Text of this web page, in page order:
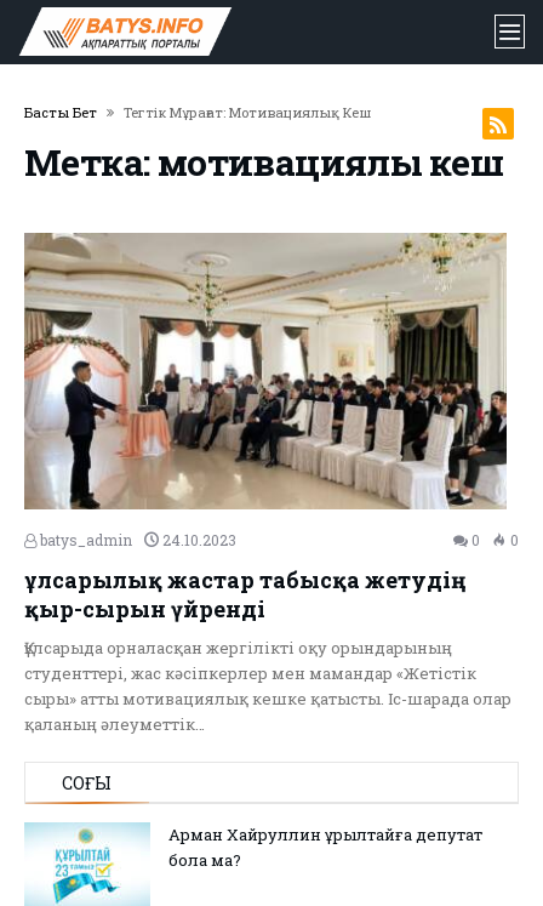
Басты Бет Тегтік Мұрағат: Мотивациялық Кеш
Метка: мотивациялық кеш
batys_admin 24.10.2023 0 0
Құлсарылық жастар табысқа жетудің
қыр-сырын үйренді
Құлсарыда орналасқан жергілікті оқу орындарының
студенттері, жас кәсіпкерлер мен мамандар «Жетістік
сыры» атты мотивациялық кешке қатысты. Іс-шарада олар
қаланың әлеуметтік…
СОҢҒЫ
Арман Хайруллин Құрылтайға депутат
бола ма?